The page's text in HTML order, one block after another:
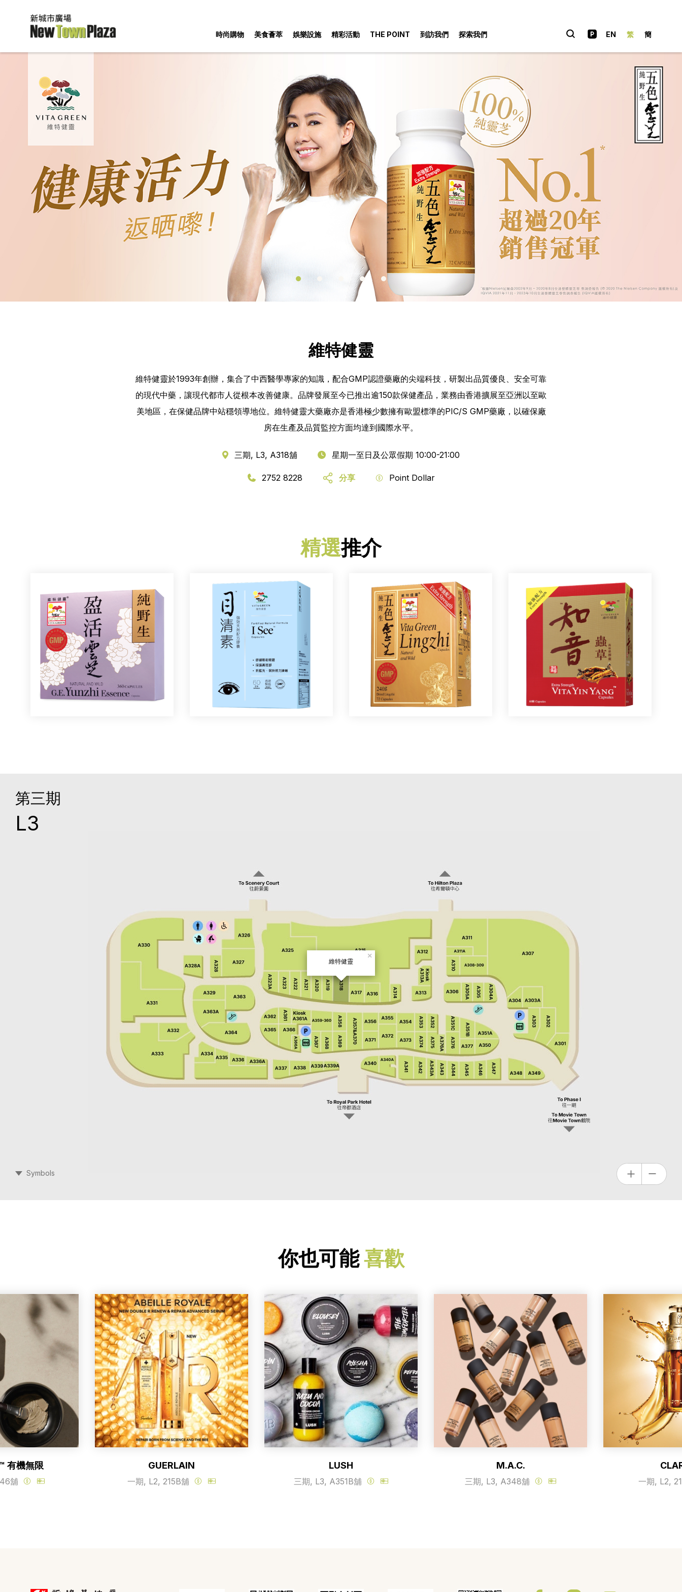
時尚購物 美食薈萃 娛樂設施 精彩活動 THE POINT 到訪我們 探索我們 EN 繁 簡
泊車服務 娛樂設施
美食
Play Park
維特健靈
維特健靈於1993年創辦，集合了中西醫學專家的知識，配合GMP認證藥廠的尖端科技，研製出品質優良、安全可靠
的現代中藥，讓現代都市人從根本改善健康。品牌發展至今已推出逾150款保健產品，業務由香港擴展至亞洲以至歐
美地區，在保健品牌中站穩領導地位。維特健靈大藥廠亦是香港極少數擁有歐盟標準的PIC/S GMP藥廠，以確保廠
房在生產及品質監控方面均達到國際水平。
三期, L3, A318舖 星期一至日及公眾假期 10:00-21:00
2752 8228 分享 Point Dollar
精選推介
Symbols
維特健靈
×
第三期
L3
你也可能喜歡
有機無限
舖
GUERLAIN
一期, L2, 215B舖
LUSH
三期, L3, A351B舖
M.A.C.
三期, L3, A348舖 一期, L2,